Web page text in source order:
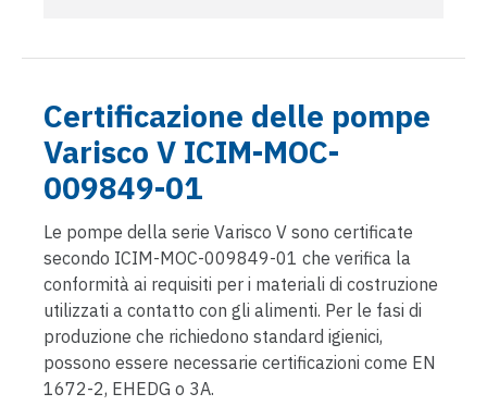
Certificazione delle pompe
Varisco V ICIM-MOC-
009849-01
Le pompe della serie Varisco V sono certificate
secondo ICIM-MOC-009849-01 che verifica la
conformità ai requisiti per i materiali di costruzione
utilizzati a contatto con gli alimenti. Per le fasi di
produzione che richiedono standard igienici,
possono essere necessarie certificazioni come EN
1672-2, EHEDG o 3A.